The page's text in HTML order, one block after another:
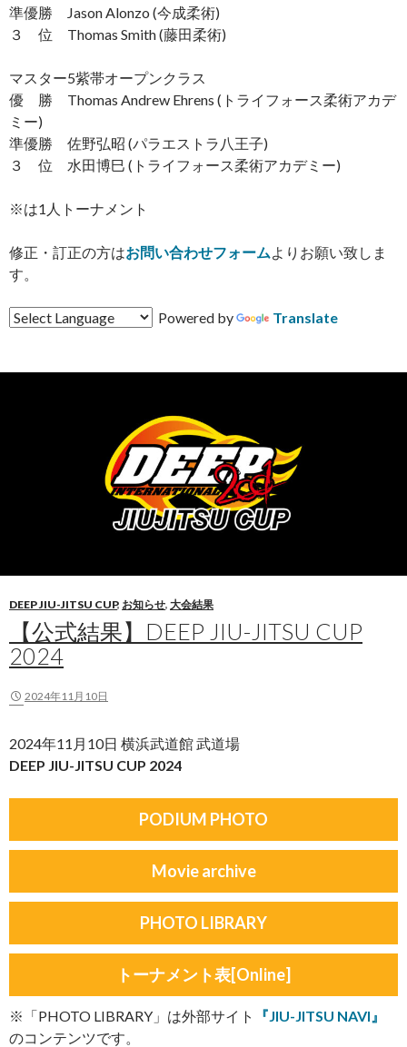
準優勝 Jason Alonzo (今成柔術)
３ 位 Thomas Smith (藤田柔術)
マスター5紫帯オープンクラス
優 勝 Thomas Andrew Ehrens (トライフォース柔術アカデ
ミー)
準優勝 佐野弘昭 (パラエストラ八王子)
３ 位 水田博巳 (トライフォース柔術アカデミー)
※は1人トーナメント
修正・訂正の方はお問い合わせフォーム よりお願い致しま
す。
Powered by Translate
DEEP JIU-JITSU CUP, お知らせ, 大会結果
【公式結果】DEEP JIU-JITSU CUP
2024
2024年11月10日
2024年11月10日 横浜武道館 武道場
DEEP JIU-JITSU CUP 2024
PODIUM PHOTO
Movie archive
PHOTO LIBRARY
トーナメント表[Online]
※「PHOTO LIBRARY」は外部サイト
『JIU-JITSU NAVI』
のコンテンツです。